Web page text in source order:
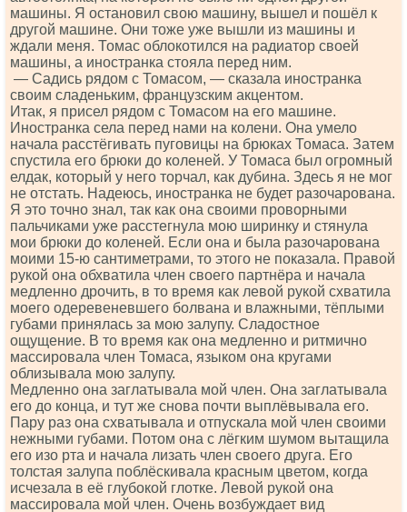
машины. Я остановил свою машину, вышел и пошёл к
другой машине. Они тоже уже вышли из машины и
ждали меня. Томас облокотился на радиатор своей
машины, а иностранка стояла перед ним.
— Садись рядом с Томасом, — сказала иностранка
своим сладеньким, французским акцентом.
Итак, я присел рядом с Томасом на его машине.
Иностранка села перед нами на колени. Она умело
начала расстёгивать пуговицы на брюках Томаса. Затем
спустила его брюки до коленей. У Томаса был огромный
елдак, который у него торчал, как дубина. Здесь я не мог
не отстать. Надеюсь, иностранка не будет разочарована.
Я это точно знал, так как она своими проворными
пальчиками уже расстегнула мою ширинку и стянула
мои брюки до коленей. Если она и была разочарована
моими 15-ю сантиметрами, то этого не показала. Правой
рукой она обхватила член своего партнёра и начала
медленно дрочить, в то время как левой рукой схватила
моего одеревеневшего болвана и влажными, тёплыми
губами принялась за мою залупу. Сладостное
ощущение. В то время как она медленно и ритмично
массировала член Томаса, языком она кругами
облизывала мою залупу.
Медленно она заглатывала мой член. Она заглатывала
его до конца, и тут же снова почти выплёвывала его.
Пару раз она схватывала и отпускала мой член своими
нежными губами. Потом она с лёгким шумом вытащила
его изо рта и начала лизать член своего друга. Его
толстая залупа поблёскивала красным цветом, когда
исчезала в её глубокой глотке. Левой рукой она
массировала мой член. Очень возбуждает вид